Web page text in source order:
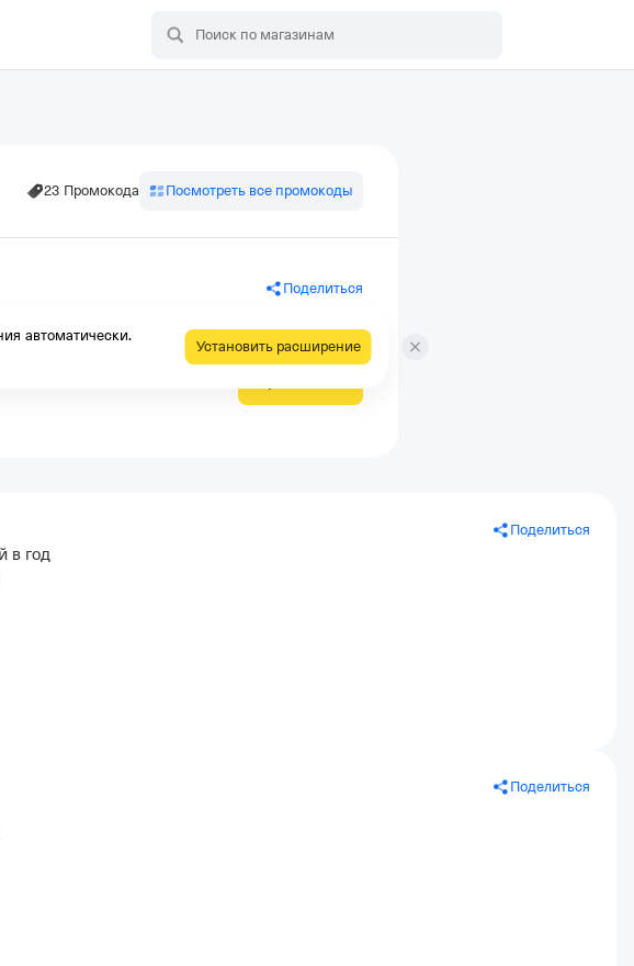
23 Промокода Посмотреть все промокоды
Поделиться
Поделиться
в год
Поделиться
автоматически.
Установить расширение